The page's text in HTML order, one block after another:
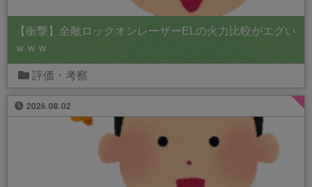
【衝撃】全敵ロックオンレーザーELの火力比較がエグい
ｗｗｗ
評価・考察
2026.08.02